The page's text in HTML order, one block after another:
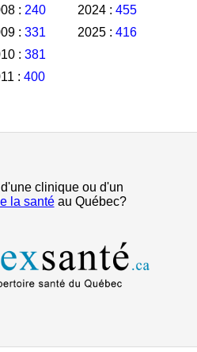
: 240
: 331
: 381
: 400
2024 : 455
2025 : 416
clinique ou d'un
la santéau Québec?